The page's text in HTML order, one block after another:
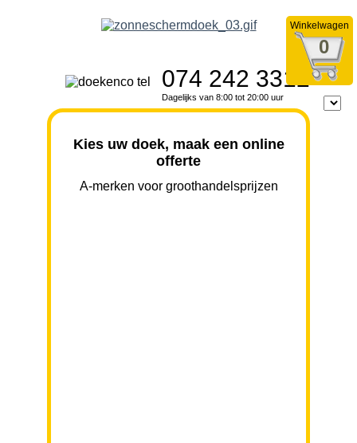
Winkelwagen
0
074 242 3312
Dagelijks van 8:00 tot 20:00 uur
Kies uw doek, maak een online
offerte
A-merken voor groothandelsprijzen